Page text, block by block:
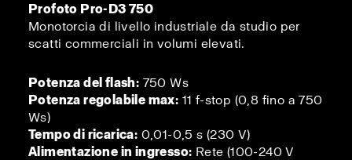
Profoto Pro-D3 750
Monotorcia di livello industriale da studio per
scatti commerciali in volumi elevati.
Potenza del flash: 750 Ws
Potenza regolabile max: 11 f-stop (0,8 fino a 750
Ws)
Tempo di ricarica: 0,01-0,5 s (230 V)
Alimentazione in ingresso: Rete (100-240 V